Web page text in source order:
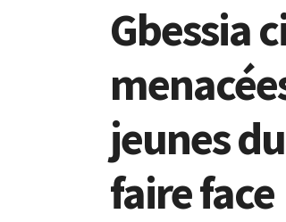
Gbessia
jeunes
faire face